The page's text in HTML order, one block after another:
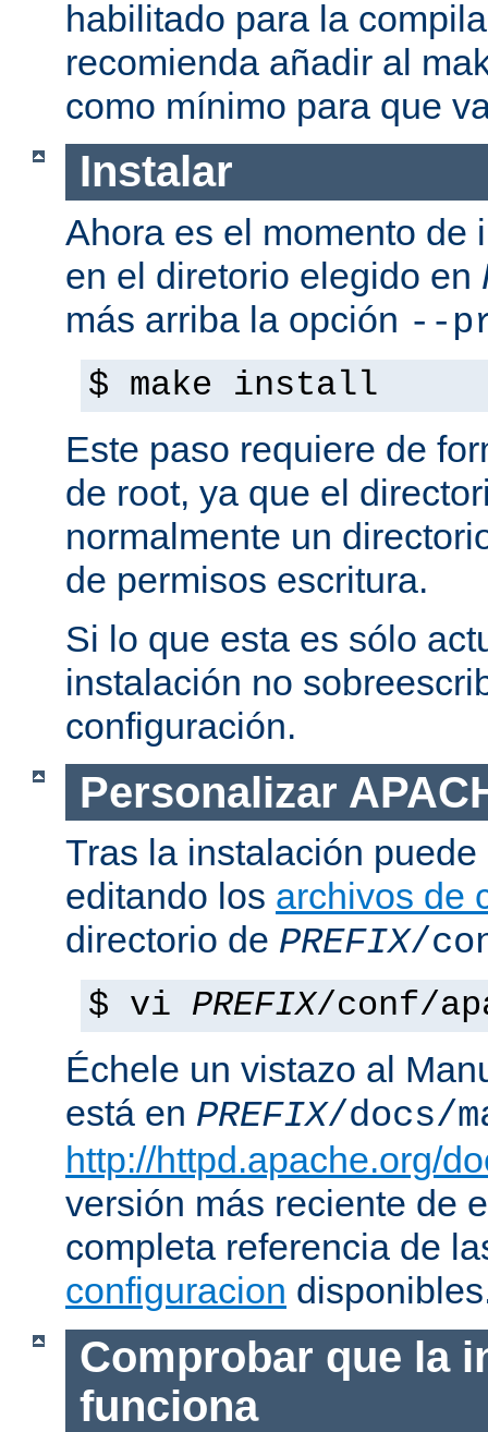
habilitado para la
recomienda añadir al
como mínimo para que
Instalar
Ahora es el momento de
en el diretorio elegido en
más arriba la opción --
$ make install
Este paso requiere de
de root, ya que el
normalmente un
de permisos escritura.
Si lo que esta es sólo
instalación no
configuración.
Personalizar
Tras la instalación
editando los archivos de
directorio de PREFIX/
$ vi PREFIX/conf/
Échele un vistazo al
está en PREFIX/docs/
http://httpd.apache.org/
versión más reciente de
completa referencia de
configuracion
Comprobar que la
funciona